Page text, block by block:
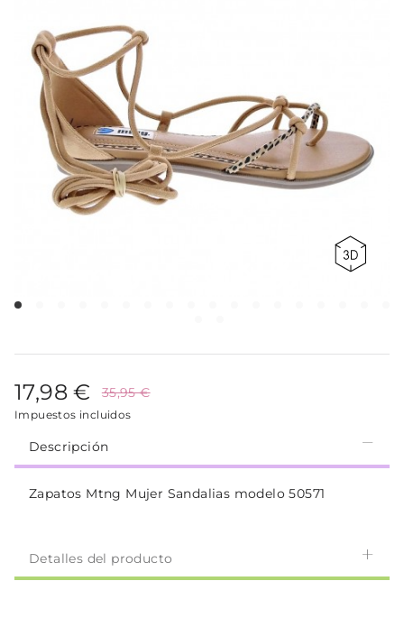
17,98 € 35,95 €
Impuestos incluidos
Descripción
Zapatos Mtng Mujer Sandalias modelo 50571
Detalles del producto